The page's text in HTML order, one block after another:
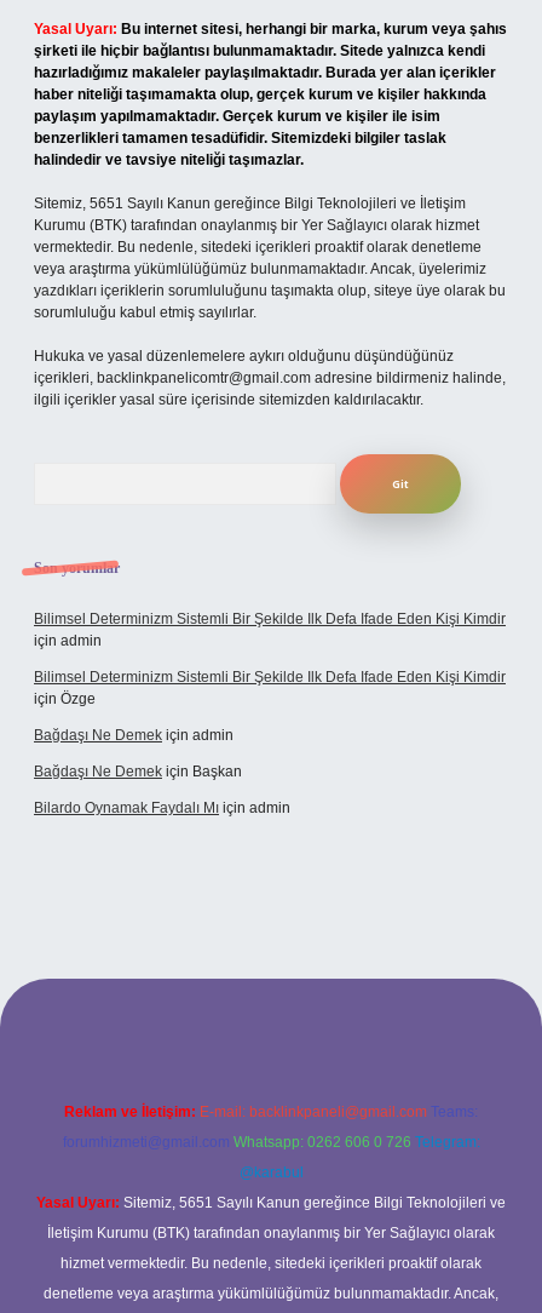
Yasal Uyarı: Bu internet sitesi, herhangi bir marka, kurum veya şahıs
şirketi ile hiçbir bağlantısı bulunmamaktadır. Sitede yalnızca kendi
hazırladığımız makaleler paylaşılmaktadır. Burada yer alan içerikler
haber niteliği taşımamakta olup, gerçek kurum ve kişiler hakkında
paylaşım yapılmamaktadır. Gerçek kurum ve kişiler ile isim
benzerlikleri tamamen tesadüfidir. Sitemizdeki bilgiler taslak
halindedir ve tavsiye niteliği taşımazlar.
Sitemiz, 5651 Sayılı Kanun gereğince Bilgi Teknolojileri ve İletişim
Kurumu (BTK) tarafından onaylanmış bir Yer Sağlayıcı olarak hizmet
vermektedir. Bu nedenle, sitedeki içerikleri proaktif olarak denetleme
veya araştırma yükümlülüğümüz bulunmamaktadır. Ancak, üyelerimiz
yazdıkları içeriklerin sorumluluğunu taşımakta olup, siteye üye olarak bu
sorumluluğu kabul etmiş sayılırlar.
Hukuka ve yasal düzenlemelere aykırı olduğunu düşündüğünüz
içerikleri, backlinkpanelicomtr@gmail.com adresine bildirmeniz halinde,
ilgili içerikler yasal süre içerisinde sitemizden kaldırılacaktır.
Son yorumlar
Bilimsel Determinizm Sistemli Bir Şekilde Ilk Defa Ifade Eden Kişi Kimdir
için admin
Bilimsel Determinizm Sistemli Bir Şekilde Ilk Defa Ifade Eden Kişi Kimdir
için Özge
Bağdaşı Ne Demek için admin
Bağdaşı Ne Demek için Başkan
Bilardo Oynamak Faydalı Mı için admin
bahis sitesi
Reklam ve İletişim: E-mail: backlinkpaneli@gmail.com Teams:
forumhizmeti@gmail.com Whatsapp: 0262 606 0 726 Telegram:
@karabul
Yasal Uyarı: Sitemiz, 5651 Sayılı Kanun gereğince Bilgi Teknolojileri ve
İletişim Kurumu (BTK) tarafından onaylanmış bir Yer Sağlayıcı olarak
hizmet vermektedir. Bu nedenle, sitedeki içerikleri proaktif olarak
denetleme veya araştırma yükümlülüğümüz bulunmamaktadır. Ancak,